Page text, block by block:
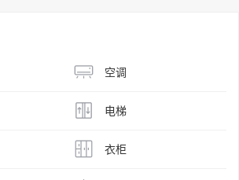
空调
电梯
衣柜